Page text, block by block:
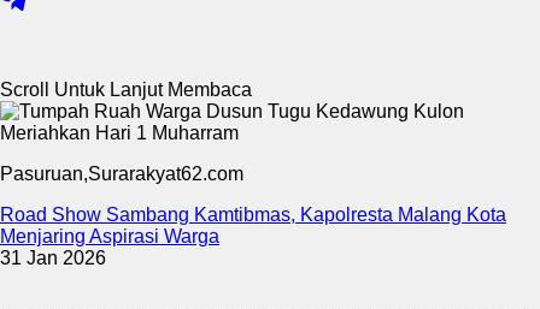
Scroll Untuk Lanjut Membaca
Pasuruan,Surarakyat62.com
Road Show Sambang Kamtibmas, Kapolresta Malang Kota
Menjaring Aspirasi Warga
31 Jan 2026